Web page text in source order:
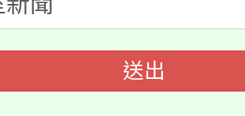
送出